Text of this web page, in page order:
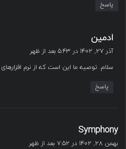
پاسخ
ادمین
ف
:
آذر ۲۷, ۱۴۰۲ در ۵:۴۳ بعد از ظهر
سلام. توصیه ما این است که از نرم افزارهای
پاسخ
Symphony
بهمن ۲۸, ۱۴۰۲ در ۷:۵۲ بعد از ظهر